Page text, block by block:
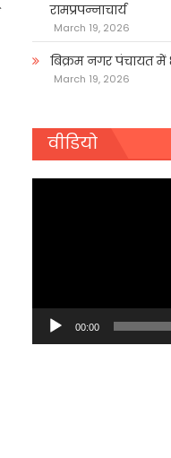
रामप्रपन्नाचार्य
March 19, 2026
बिक्रम नगर पंचायत में
March 19, 2026
वीडियो
00:00